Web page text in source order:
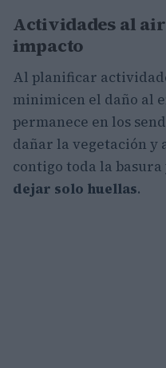
Actividades al
impacto
Al planificar
minimicen el daño al
permanece en los
dañar la vegetación
contigo toda la
dejar solo huellas.